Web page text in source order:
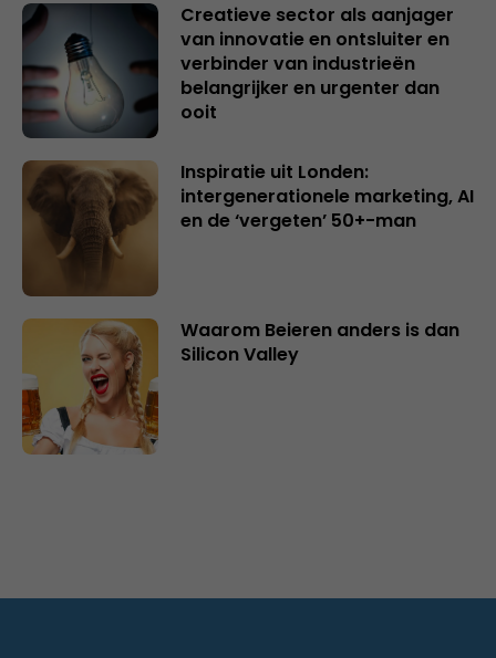
Creatieve sector als aanjager
van innovatie en ontsluiter en
verbinder van industrieën
belangrijker en urgenter dan
ooit
Inspiratie uit Londen:
intergenerationele marketing, AI
en de ‘vergeten’ 50+-man
Waarom Beieren anders is dan
Silicon Valley